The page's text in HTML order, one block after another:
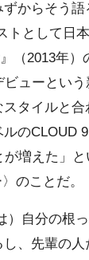
からそう語
トとして日
（2013年）
ューという
タイルと合
のCLOUD 9
増えた」と
のことだ。
）自分の根
、先輩の人